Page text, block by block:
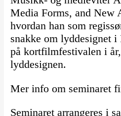
Media Forms, and New
hvordan han som
snakke om lyddesignet
på kortfilmfestivalen i
lyddesignen.
Mer info om seminaret
Seminaret arrangeres i